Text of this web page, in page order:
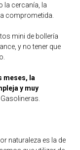
la cercanía, la
comprometida.
mini de bollería
y no tener que
meses, la
y muy
Gasolineras.
naturaleza es la de